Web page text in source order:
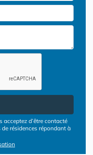
acceptez d’être contacté
résidences répondant à